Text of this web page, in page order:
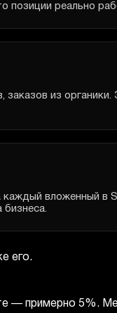
позиции реально
заказов из
вложенный в
его.
— примерно 5%.